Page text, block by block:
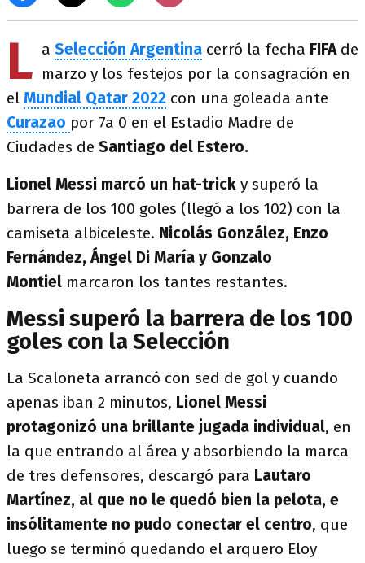
L a Selección Argentina cerró la fecha FIFA de
marzo y los festejos por la consagración en
el Mundial Qatar 2022 con una goleada ante
Curazao por 7a 0 en el Estadio Madre de
Ciudades de Santiago del Estero.
Lionel Messi marcó un hat-trick y superó la
barrera de los 100 goles (llegó a los 102) con la
camiseta albiceleste. Nicolás González, Enzo
Fernández, Ángel Di María y Gonzalo
Montiel marcaron los tantes restantes.
Messi superó la barrera de los 100
goles con la Selección
La Scaloneta arrancó con sed de gol y cuando
apenas iban 2 minutos, Lionel Messi
protagonizó una brillante jugada individual, en
la que entrando al área y absorbiendo la marca
de tres defensores, descargó para Lautaro
Martínez, al que no le quedó bien la pelota, e
insólitamente no pudo conectar el centro, que
luego se terminó quedando el arquero Eloy